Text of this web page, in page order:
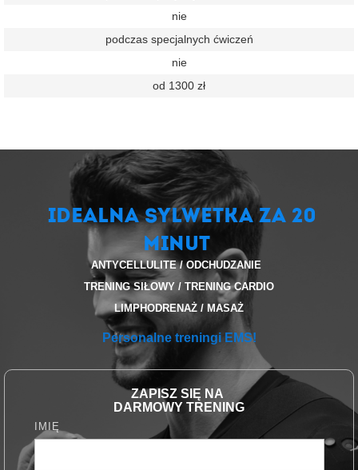
nie
podczas specjalnych ćwiczeń
nie
od 1300 zł
IDEALNA SYLWETKA ZA 20
minut
ANTYCELLULITE / ODCHUDZANIE
TRENING SIŁOWY / TRENING CARDIO
LIMPHODRENAŻ / MASAŻ
Personalne treningi EMS!
ZAPISZ SIĘ NA
DARMOWY TRENING
IMIĘ